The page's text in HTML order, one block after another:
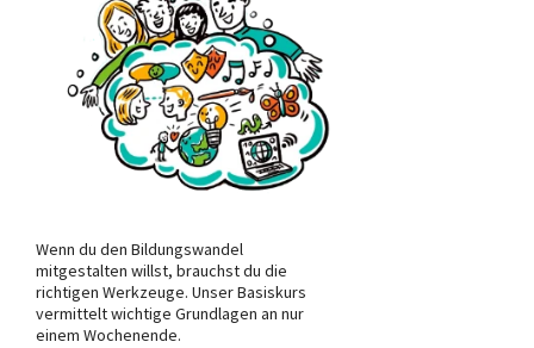
Wenn du den Bildungswandel
mitgestalten willst, brauchst du die
richtigen Werkzeuge. Unser Basiskurs
vermittelt wichtige Grundlagen an nur
einem Wochenende.